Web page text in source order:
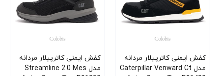
کفش ایمنی کاترپیلار مردانه
مدل Caterpillar Venward Ct
کفش ایمنی کاترپیلار مردانه
مدل Streamline 2.0 Mes